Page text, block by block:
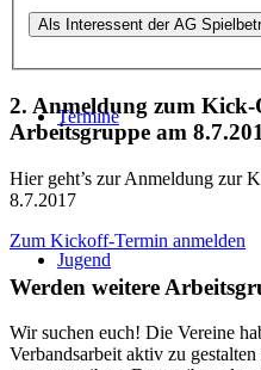
Termine
Jugend
2. Anmeldung zum
Arbeitsgruppe am
Hier geht’s zur Anmeldung zur
8.7.2017
Zum Kickoff-Termin anmelden
Werden weitere
Wir suchen euch! Die Vereine
Verbandsarbeit aktiv zu